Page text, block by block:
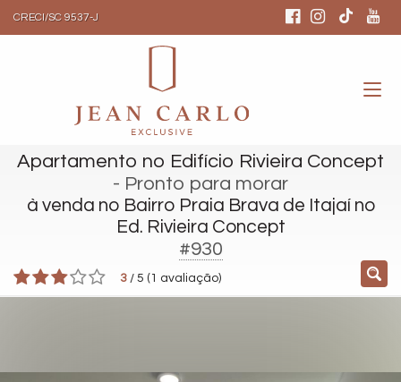
CRECI/SC 9537-J
Apartamento no Edifício Rivieira Concept
- Pronto para morar
à venda no Bairro Praia Brava de Itajaí no
Ed. Rivieira Concept
#930
3 / 5 ( 1 avaliação)